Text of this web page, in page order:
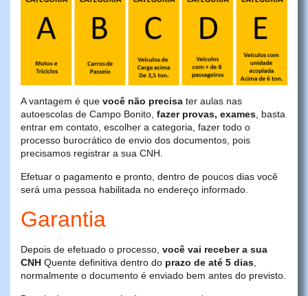
A vantagem é que você não precisa ter aulas nas
autoescolas de Campo Bonito, fazer provas, exames, basta
entrar em contato, escolher a categoria, fazer todo o
processo burocrático de envio dos documentos, pois
precisamos registrar a sua CNH.
Efetuar o pagamento e pronto, dentro de poucos dias você
será uma pessoa habilitada no endereço informado.
Garantia
Depois de efetuado o processo, você vai receber a sua
CNH Quente definitiva dentro do prazo de até 5 dias,
normalmente o documento é enviado bem antes do previsto.